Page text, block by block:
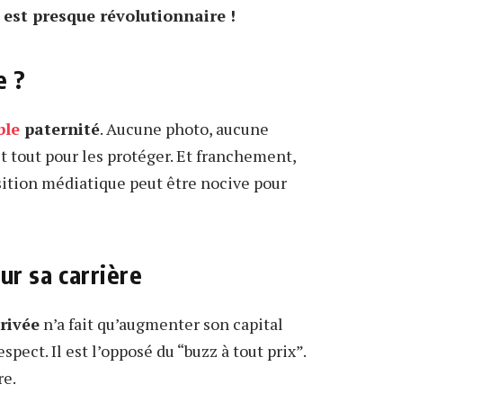
presque révolutionnaire !
?
paternité. Aucune photo, aucune
tout pour les protéger. Et franchement,
médiatique peut être nocive pour
sa carrière
n’a fait qu’augmenter son capital
Il est l’opposé du “buzz à tout prix”.